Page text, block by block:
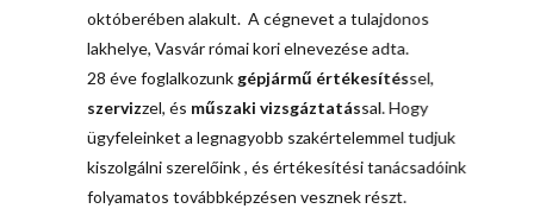
októberében alakult. A cégnevet a tulajdonos
lakhelye, Vasvár római kori elnevezése adta.
28 éve foglalkozunkg épjármű értékesítéssel,
szervizzel, ésműszaki vizsgáztatással. Hogy
ügyfeleinket a legnagyobb szakértelemmel tudjuk
kiszolgálni szerelőink , és értékesítési tanácsadóink
folyamatos továbbképzésen vesznek részt.